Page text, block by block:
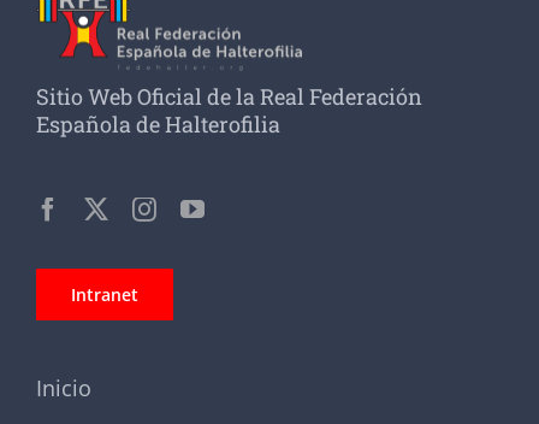
Sitio Web Oficial de la Real Federación
Española de Halterofilia
Intranet
Inicio